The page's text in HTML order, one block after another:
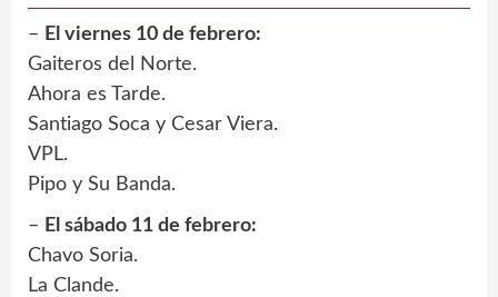
– El viernes 10 de febrero:
Gaiteros del Norte.
Ahora es Tarde.
Santiago Soca y Cesar Viera.
VPL.
Pipo y Su Banda.
– El sábado 11 de febrero:
Chavo Soria.
La Clande.